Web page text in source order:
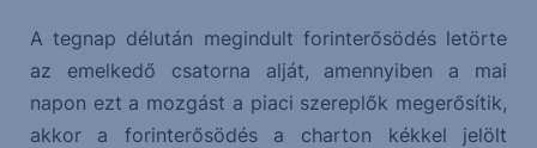
A tegnap délután megindult forinterősödés letörte
az emelkedő csatorna alját, amennyiben a mai
napon ezt a mozgást a piaci szereplők megerősítik,
akkor a forinterősödés a charton kékkel jelölt